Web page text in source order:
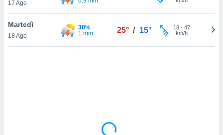
a piè
del
17 Ago
Martedì
18 Ago
30%
1 mm
25° / 15° 18- 47
km/h